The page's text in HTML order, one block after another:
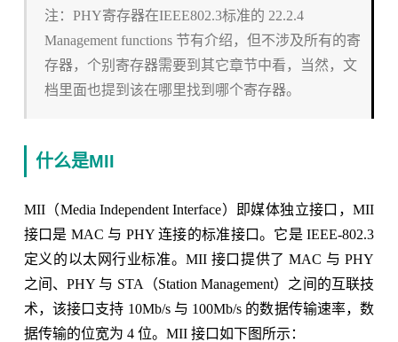
注：PHY寄存器在IEEE802.3标准的 22.2.4
Management functions 节有介绍，但不涉及所有的寄
存器，个别寄存器需要到其它章节中看，当然，文
档里面也提到该在哪里找到哪个寄存器。
什么是MII
MII（Media Independent Interface）即媒体独立接口，MII
接口是 MAC 与 PHY 连接的标准接口。它是 IEEE-802.3
定义的以太网行业标准。MII 接口提供了 MAC 与 PHY
之间、PHY 与 STA（Station Management）之间的互联技
术，该接口支持 10Mb/s 与 100Mb/s 的数据传输速率，数
据传输的位宽为 4 位。MII 接口如下图所示：